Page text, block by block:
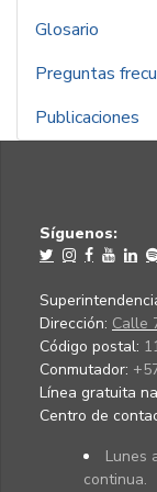
Glosario
Preguntas
Publicaciones
Síguenos:
Dirección: Calle
Código postal:
Conmutador:
Línea gratuita
Centro de
Lunes
continua.